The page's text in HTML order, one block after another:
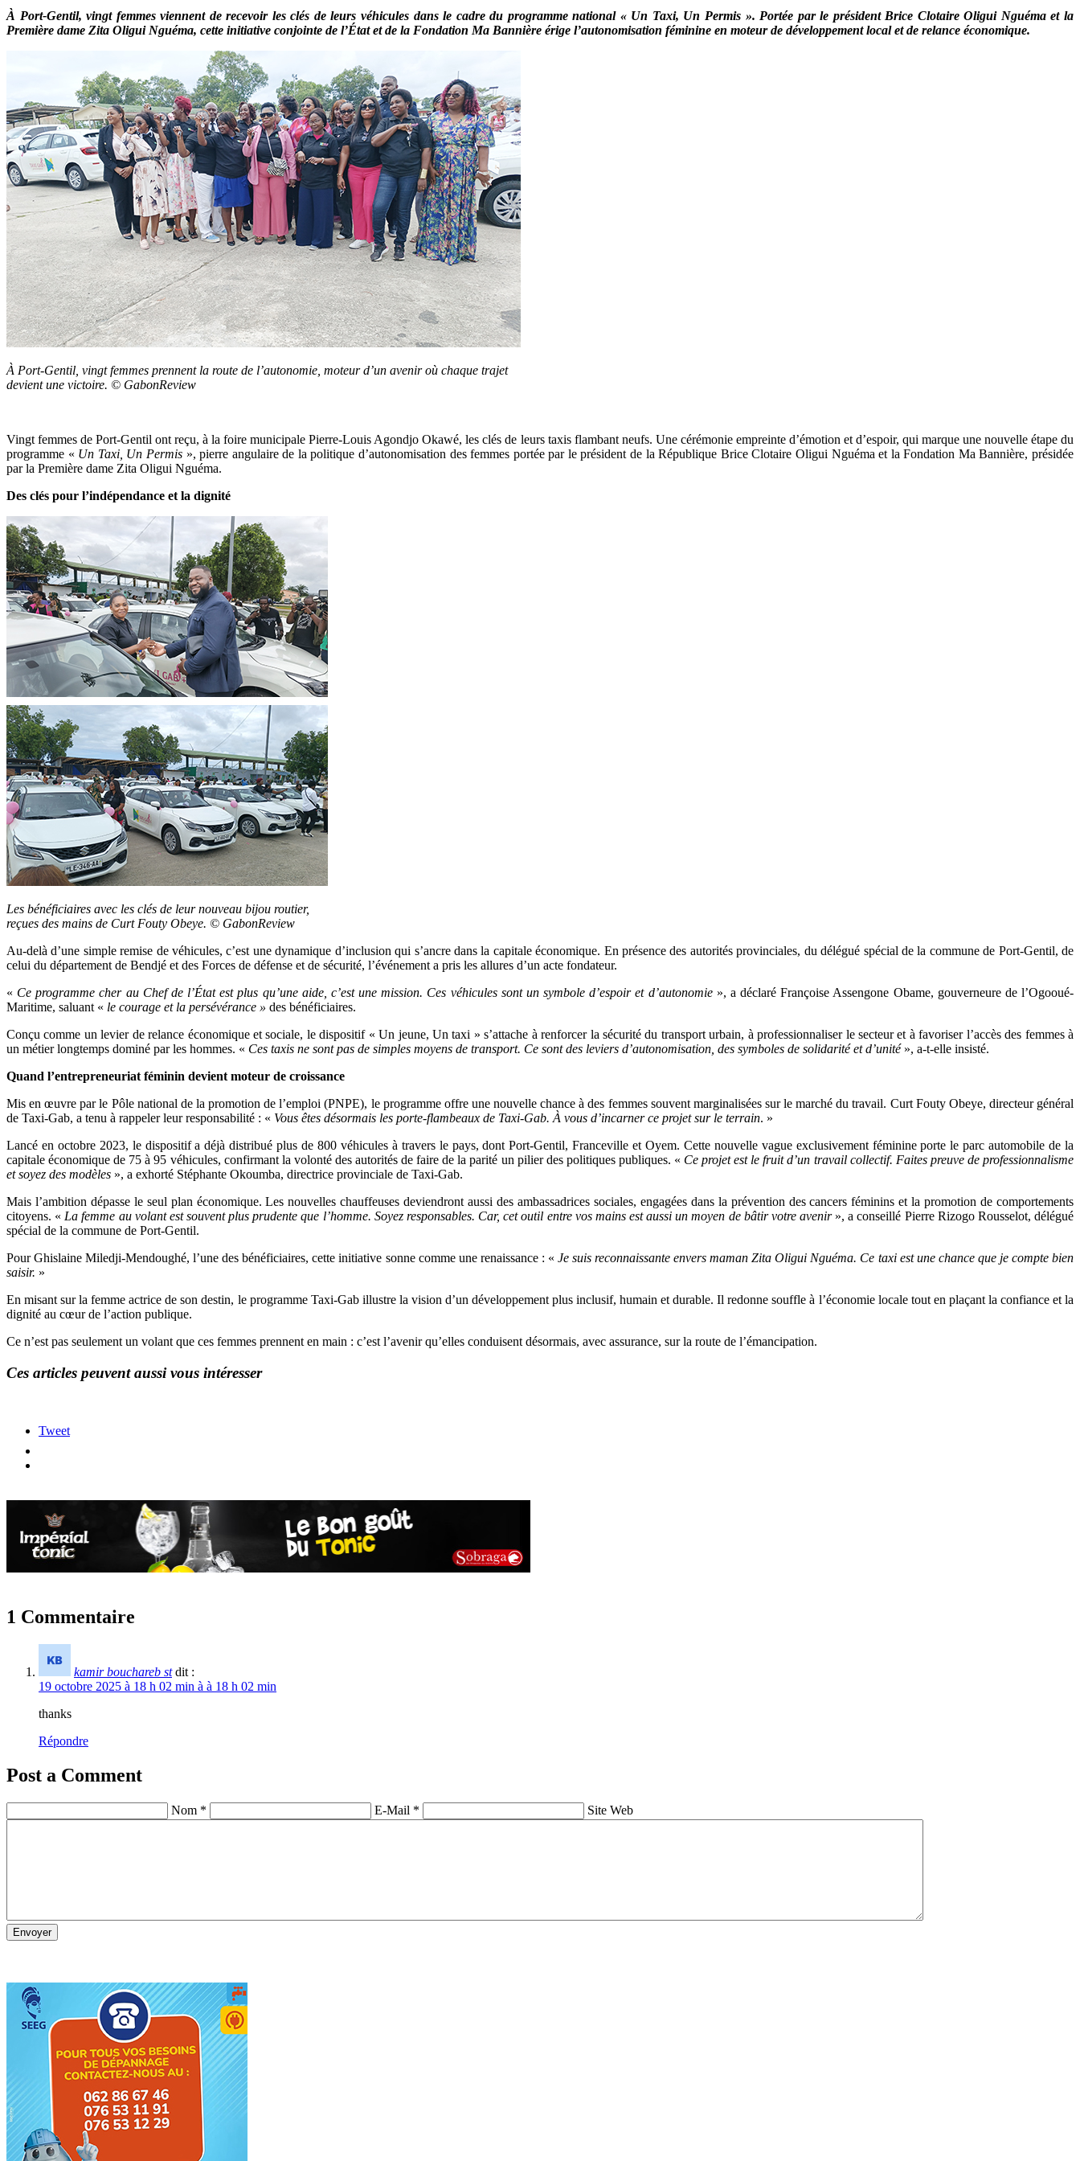
À Port-Gentil, vingt femmes viennent de recevoir les clés de leurs véhicules dans le cadre du programme national « Un Taxi, Un Permis ». Portée par le président Brice Clotaire Oligui Nguéma et la
Première dame Zita Oligui Nguéma, cette initiative conjointe de l’État et de la Fondation Ma Bannière érige l’autonomisation féminine en moteur de développement local et de relance économique.
À Port-Gentil, vingt femmes prennent la route de l’autonomie, moteur d’un avenir où chaque trajet
devient une victoire. © GabonReview
Vingt femmes de Port-Gentil ont reçu, à la foire municipale Pierre-Louis Agondjo Okawé, les clés de leurs taxis flambant neufs. Une cérémonie empreinte d’émotion et d’espoir, qui marque une nouvelle étape du
programme « Un Taxi, Un Permis», pierre angulaire de la politique d’autonomisation des femmes portée par le président de la République Brice Clotaire Oligui Nguéma et la Fondation Ma Bannière, présidée
par la Première dame Zita Oligui Nguéma.
Des clés pour l’indépendance et la dignité
Les bénéficiaires avec les clés de leur nouveau bijou routier,
reçues des mains de Curt Fouty Obeye. © GabonReview
Au-delà d’une simple remise de véhicules, c’est une dynamique d’inclusion qui s’ancre dans la capitale économique. En présence des autorités provinciales, du délégué spécial de la commune de Port-Gentil, de
celui du département de Bendjé et des Forces de défense et de sécurité, l’événement a pris les allures d’un acte fondateur.
« Ce programme cher au Chef de l’État est plus qu’une aide, c’est une mission. Ces véhicules sont un symbole d’espoir et d’autonomie», a déclaré Françoise Assengone Obame, gouverneure de l’Ogooué-
Maritime, saluant « le courage et la persévérance » des bénéficiaires.
Conçu comme un levier de relance économique et sociale, le dispositif « Un jeune, Un taxi » s’attache à renforcer la sécurité du transport urbain, à professionnaliser le secteur et à favoriser l’accès des femmes à
un métier longtemps dominé par les hommes. « Ces taxis ne sont pas de simples moyens de transport. Ce sont des leviers d’autonomisation, des symboles de solidarité et d’unité», a-t-elle insisté.
Quand l’entrepreneuriat féminin devient moteur de croissance
Mis en œuvre par le Pôle national de la promotion de l’emploi (PNPE), le programme offre une nouvelle chance à des femmes souvent marginalisées sur le marché du travail. Curt Fouty Obeye, directeur général
de Taxi-Gab, a tenu à rappeler leur responsabilité : « Vous êtes désormais les porte-flambeaux de Taxi-Gab. À vous d’incarner ce projet sur le terrain. »
Lancé en octobre 2023, le dispositif a déjà distribué plus de 800 véhicules à travers le pays, dont Port-Gentil, Franceville et Oyem. Cette nouvelle vague exclusivement féminine porte le parc automobile de la
capitale économique de 75 à 95 véhicules, confirmant la volonté des autorités de faire de la parité un pilier des politiques publiques. « Ce projet est le fruit d’un travail collectif. Faites preuve de professionnalisme
et soyez des modèles », a exhorté Stéphante Okoumba, directrice provinciale de Taxi-Gab.
Mais l’ambition dépasse le seul plan économique. Les nouvelles chauffeuses deviendront aussi des ambassadrices sociales, engagées dans la prévention des cancers féminins et la promotion de comportements
citoyens. « La femme au volant est souvent plus prudente que l’homme. Soyez responsables. Car, cet outil entre vos mains est aussi un moyen de bâtir votre avenir», a conseillé Pierre Rizogo Rousselot, délégué
spécial de la commune de Port-Gentil.
Pour Ghislaine Miledji-Mendoughé, l’une des bénéficiaires, cette initiative sonne comme une renaissance : « Je suis reconnaissante envers maman Zita Oligui Nguéma. Ce taxi est une chance que je compte bien
saisir. »
En misant sur la femme actrice de son destin, le programme Taxi-Gab illustre la vision d’un développement plus inclusif, humain et durable. Il redonne souffle à l’économie locale tout en plaçant la confiance et la
dignité au cœur de l’action publique.
Ce n’est pas seulement un volant que ces femmes prennent en main : c’est l’avenir qu’elles conduisent désormais, avec assurance, sur la route de l’émancipation.
Ces articles peuvent aussi vous intéresser
Tweet
1 Commentaire
kamir bouchareb st dit :
19 octobre 2025 à 18 h 02 min à à 18 h 02 min
thanks
Répondre
Post a Comment
Nom * E-Mail * Site Web